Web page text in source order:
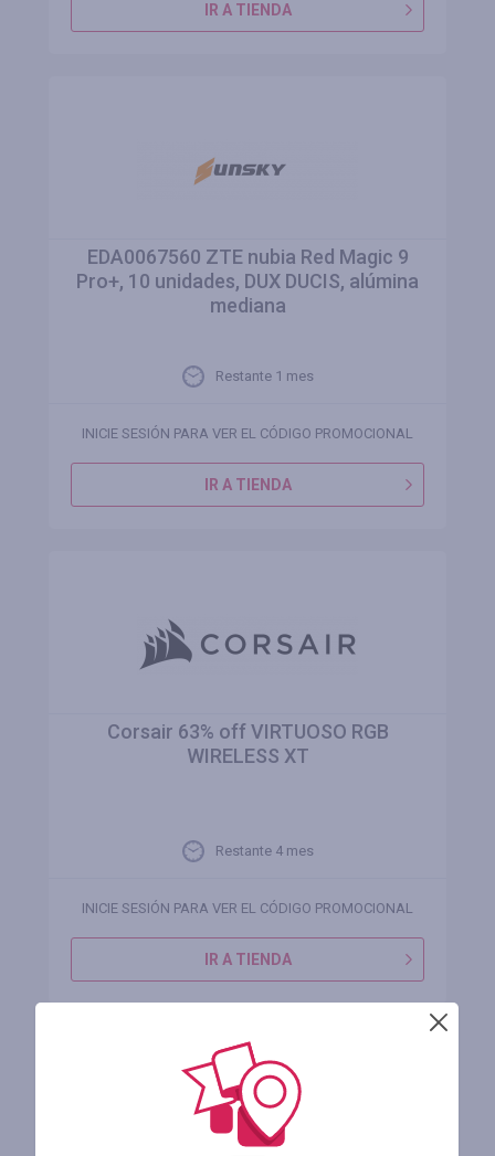
IR A TIENDA
EDA0067560 ZTE nubia Red Magic 9
Pro+, 10 unidades, DUX DUCIS, alúmina
mediana
Restante 1 mes
INICIE SESIÓN PARA VER EL CÓDIGO PROMOCIONAL
IR A TIENDA
Corsair 63% off VIRTUOSO RGB
WIRELESS XT
Restante 4 mes
INICIE SESIÓN PARA VER EL CÓDIGO PROMOCIONAL
IR A TIENDA